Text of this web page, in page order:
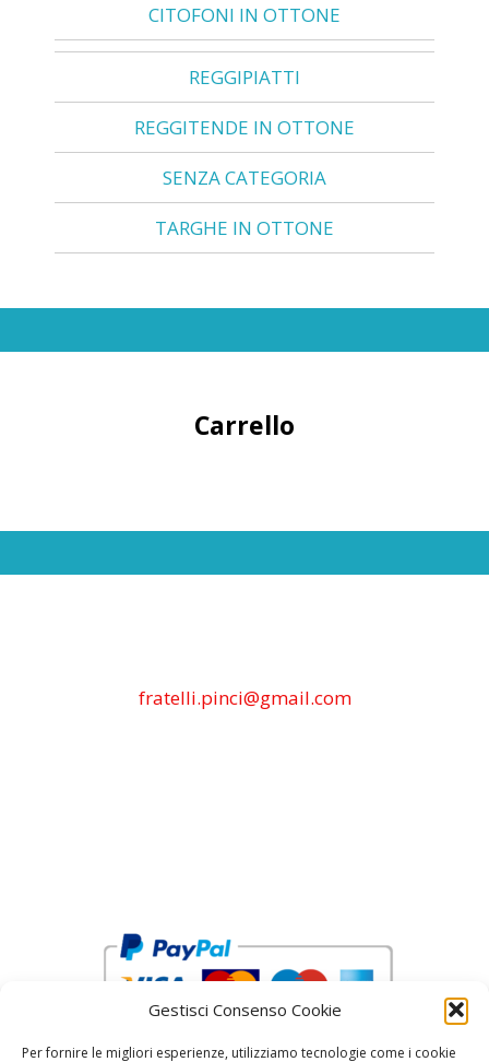
Gestisci Consenso Cookie
Per fornire le migliori esperienze, utilizziamo tecnologie come i cookie
CITOFONI IN OTTONE
REGGIPIATTI
REGGITENDE IN OTTONE
SENZA CATEGORIA
TARGHE IN OTTONE
Carrello
fratelli.pinci@gmail.com